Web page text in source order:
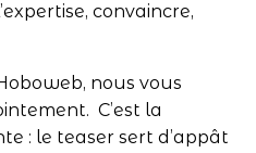
convaincre,
nous vous
C’est la
: le teaser sert d’appât